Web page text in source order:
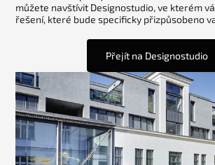
můžete navštívit Designostudio, ve kterém
řešení, které bude specificky přizpůsobeno
Přejít na Designostudio